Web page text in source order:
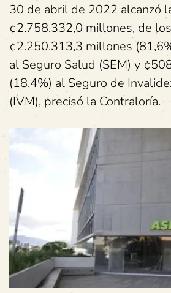
30 de abril de 2022 alcanzó
¢2.758.332,0 millones, de
¢2.250.313,3 millones
al Seguro Salud (SEM) y
(18,4%) al Seguro de
(IVM), precisó la Contraloría.